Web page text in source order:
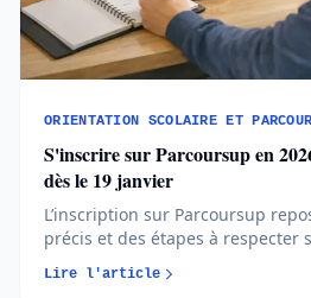
ORIENTATION SCOLAIRE ET
S'inscrire sur Parcoursup en
dès le 19 janvier
L’inscription sur Parcoursup
précis et des étapes à respecter
comprenant quand et comment
vous avancez plus sereinement
Lire l'article